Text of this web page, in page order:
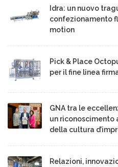
Idra: un nuovo
confezionamento
motion
Pick & Place
per il fine linea
GNA tra le
un riconoscimento
della cultura
Relazioni,